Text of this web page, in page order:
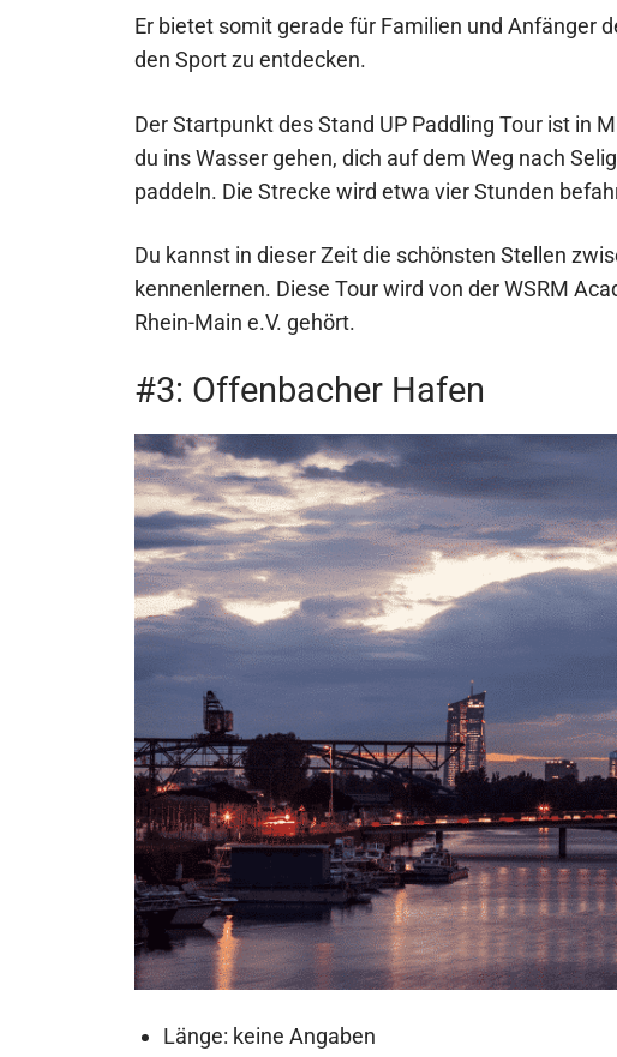
Er bietet somit gerade für Familien und Anfänger
den Sport zu entdecken.
Der Startpunkt des Stand UP Paddling Tour ist in
du ins Wasser gehen, dich auf dem Weg nach
paddeln. Die Strecke wird etwa vier Stunden
Du kannst in dieser Zeit die schönsten Stellen
kennenlernen. Diese Tour wird von der WSRM
Rhein-Main e.V. gehört.
#3: Offenbacher Hafen
Länge: keine Angaben